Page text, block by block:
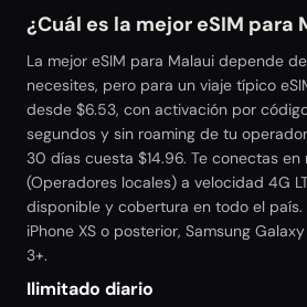
¿Cuál es la mejor eSIM para
La mejor eSIM para Malaui depende
necesites, pero para un viaje típico
desde $6.53, con activación por
segundos y sin roaming de tu
30 días cuesta $14.96. Te conectas en
(Operadores locales) a velocidad 4G
disponible y cobertura en todo el
iPhone XS o posterior, Samsung
3+.
Ilimitado diario